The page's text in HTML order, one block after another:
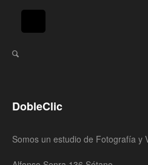
DobleClic
Somos un estudio de Fotografía y